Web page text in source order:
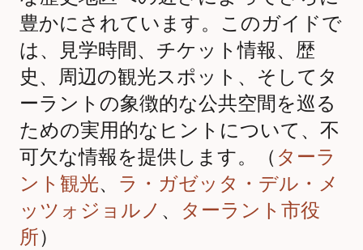
豊かにされています。このガイドで
は、見学時間、チケット情報、歴
史、周辺の観光スポット、そしてタ
ーラントの象徴的な公共空間を巡る
ための実用的なヒントについて、不
可欠な情報を提供します。（ターラ
ント観光、 ラ・ガゼッタ・デル・メ
ッツォジョルノ 、 ターラント市役
所）